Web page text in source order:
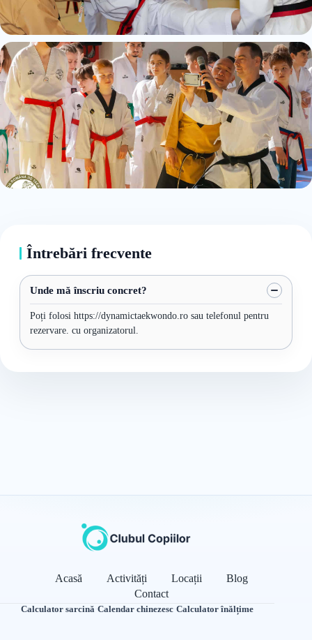
Întrebări frecvente
Unde mă înscriu concret?
Poți folosi https://dynamictaekwondo.ro sau telefonul pentru
rezervare. cu organizatorul.
Acasă Activități Locații
Blog
Contact
Calculator sarcină·Calendar chinezesc·Calculator înălțime